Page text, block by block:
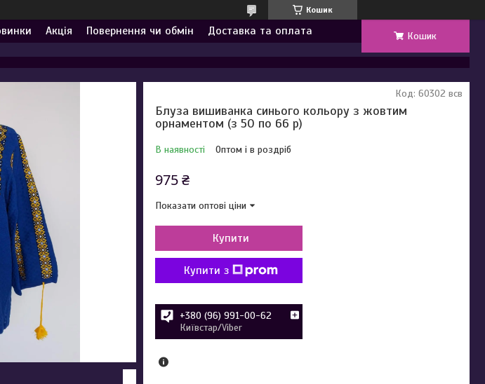
Кошик
Акція Повернення чи обмін Доставка та оплата Кошик
Блуза вишиванка синього кольору з жовтим
орнаментом (з 50 по 66 р)
В наявності Оптом і в роздріб
Код: 60302 всв
975 ₴
Показати оптові ціни
Купити
Купити з
+380 (96) 991-00-62
Київстар/Viber